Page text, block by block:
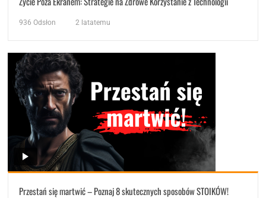
936 Odsłon 2 latatemu
Przestań się martwić – Poznaj 8 skutecznych sposobów STOIKÓW!